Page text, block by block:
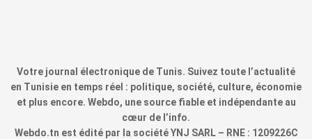
Votre journal électronique de Tunis. Suivez toute l’actualité
en Tunisie en temps réel : politique, société, culture, économie
et plus encore. Webdo, une source fiable et indépendante au
cœur de l’info.
Webdo.tn est édité par la société YNJ SARL – RNE : 1209226C